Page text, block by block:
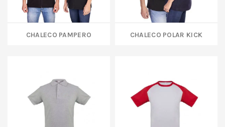
CHALECO PAMPERO CHALECO POLAR KICK